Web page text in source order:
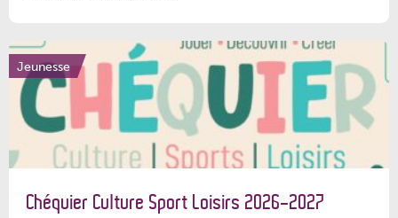
Jeunesse
Chéquier Culture Sport Loisirs 2026-2027